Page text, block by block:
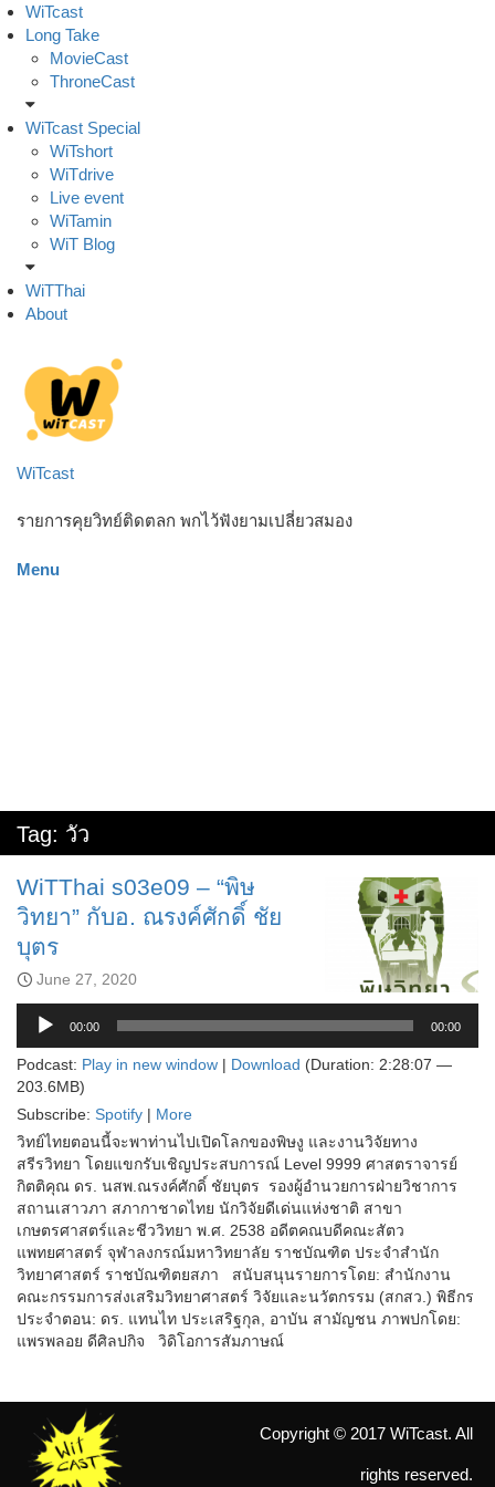
Skip
to
content
WiTcast
Long Take
MovieCast
ThroneCast
WiTcast Special
WiTshort
WiTdrive
Live event
WiTamin
WiT Blog
WiTThai
About
WiTcast
รายการคุยวิทย์ติดตลก พกไว้ฟังยามเปลี่ยวสมอง
Menu
Tag: วัว
WiTThai s03e09 – “พิษ
วิทยา” กับอ. ณรงค์ศักดิ์ ชัย
บุตร
June 27, 2020
Audio
Player
00:00 00:00
Podcast: Play in new window | Download (Duration: 2:28:07 —
203.6MB)
Subscribe: Spotify | More
วิทย์ไทยตอนนี้จะพาท่านไปเปิดโลกของพิษงู และงานวิจัยทาง
สรีรวิทยา โดยแขกรับเชิญประสบการณ์ Level 9999 ศาสตราจารย์
กิตติคุณ ดร. นสพ.ณรงค์ศักดิ์ ชัยบุตร รองผู้อำนวยการฝ่ายวิชาการ
สถานเสาวภา สภากาชาดไทย นักวิจัยดีเด่นแห่งชาติ สาขา
เกษตรศาสตร์และชีววิทยา พ.ศ. 2538 อดีตคณบดีคณะสัตว
แพทยศาสตร์ จุฬาลงกรณ์มหาวิทยาลัย ราชบัณฑิต ประจำสำนัก
วิทยาศาสตร์ ราชบัณฑิตยสภา สนับสนุนรายการโดย: สำนักงาน
คณะกรรมการส่งเสริมวิทยาศาสตร์ วิจัยและนวัตกรรม (สกสว.) พิธีกร
ประจำตอน: ดร. แทนไท ประเสริฐกุล, อาบัน สามัญชน ภาพปกโดย:
แพรพลอย ดีศิลปกิจ วิดิโอการสัมภาษณ์
Copyright © 2017 WiTcast. All
rights reserved.